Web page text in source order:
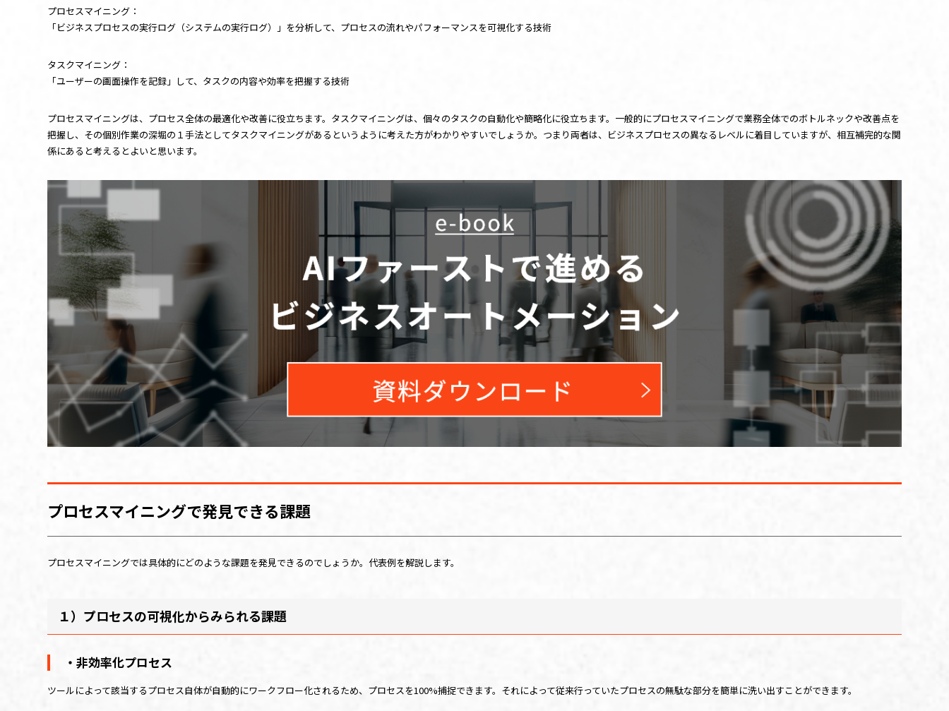
プロセスマイニング：
「ビジネスプロセスの実行ログ（システムの実行ログ）」を分析して、プロセスの流れやパフォーマンスを可視化する技術
タスクマイニング：
「ユーザーの画面操作を記録」して、タスクの内容や効率を把握する技術
プロセスマイニングは、プロセス全体の最適化や改善に役立ちます。タスクマイニングは、個々のタスクの自動化や簡略化に役立ちます。一般的にプロセスマイニングで業務全体でのボトルネックや改善点を
把握し、その個別作業の深堀の１手法としてタスクマイニングがあるというように考えた方がわかりやすいでしょうか。つまり両者は、ビジネスプロセスの異なるレベルに着目していますが、相互補完的な関
係にあると考えるとよいと思います。
プロセスマイニングで発見できる課題
プロセスマイニングでは具体的にどのような課題を発見できるのでしょうか。代表例を解説します。
１）プロセスの可視化からみられる課題
・非効率化プロセス
ツールによって該当するプロセス自体が自動的にワークフロー化されるため、プロセスを100%捕捉できます。それによって従来行っていたプロセスの無駄な部分を簡単に洗い出すことができます。